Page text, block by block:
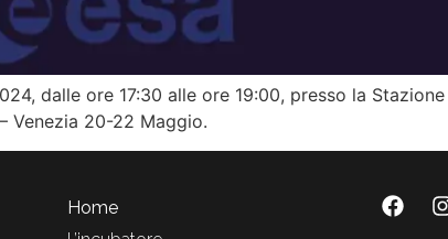
dalle ore 17:30 alle ore 19:00, presso la
Venezia 20-22 Maggio.
Home